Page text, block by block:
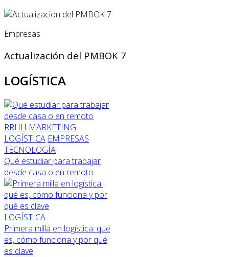
Empresas
Actualización del PMBOK 7
LOGÍSTICA
RRHH MARKETING
LOGÍSTICA EMPRESAS
TECNOLOGÍA
Qué estudiar para trabajar
desde casa o en remoto
LOGÍSTICA
Primera milla en logística: qué
es, cómo funciona y por qué
es clave